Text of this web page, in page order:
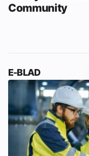
Community
E-BLAD